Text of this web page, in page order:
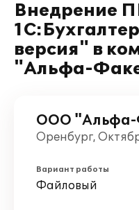
Внедрение
версия" в
"Альфа-
ООО
Оренбург,
Вариант работы
Файловый